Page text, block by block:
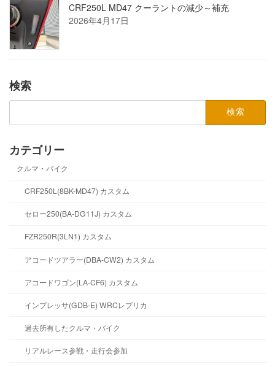
CRF250L MD47 クーラントの減少～補充
2026年4月17日
検索
カテゴリー
クルマ・バイク
CRF250L(8BK-MD47) カスタム
セロー250(BA-DG11J) カスタム
FZR250R(3LN1) カスタム
アコードツアラー(DBA-CW2) カスタム
アコードワゴン(LA-CF6) カスタム
インプレッサ(GDB-E) WRCレプリカ
過去所有したクルマ・バイク
リアルレース参戦・走行会参加